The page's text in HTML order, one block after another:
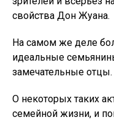
свойства Дон Жуана.
На самом же деле
идеальные
замечательные отцы.
О некоторых таких
семейной жизни, и